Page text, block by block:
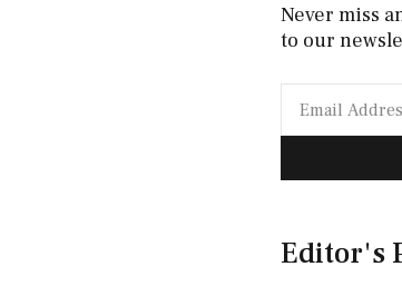
Never miss
to our
Editor's